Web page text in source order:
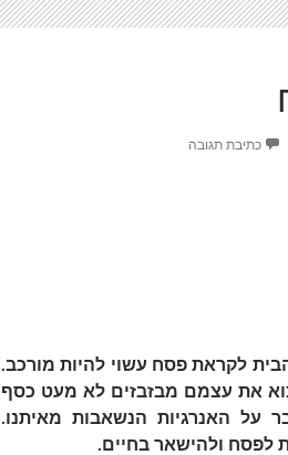
כתיבת תגובה
הבית לקראת פסח עשוי להיות מורכב.
את עצמם מבזבזים לא מעט כסף
על האנרגיות הנשאבות מאיתנו.
לפסח ולהישאר בחיים.